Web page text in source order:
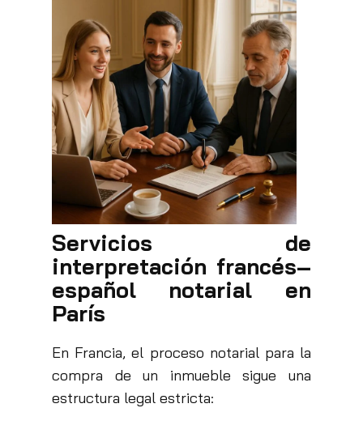
Servicios de
interpretación francés–
español
notarial en
París
En Francia, el proceso notarial para la
compra de un inmueble sigue una
estructura legal estricta: